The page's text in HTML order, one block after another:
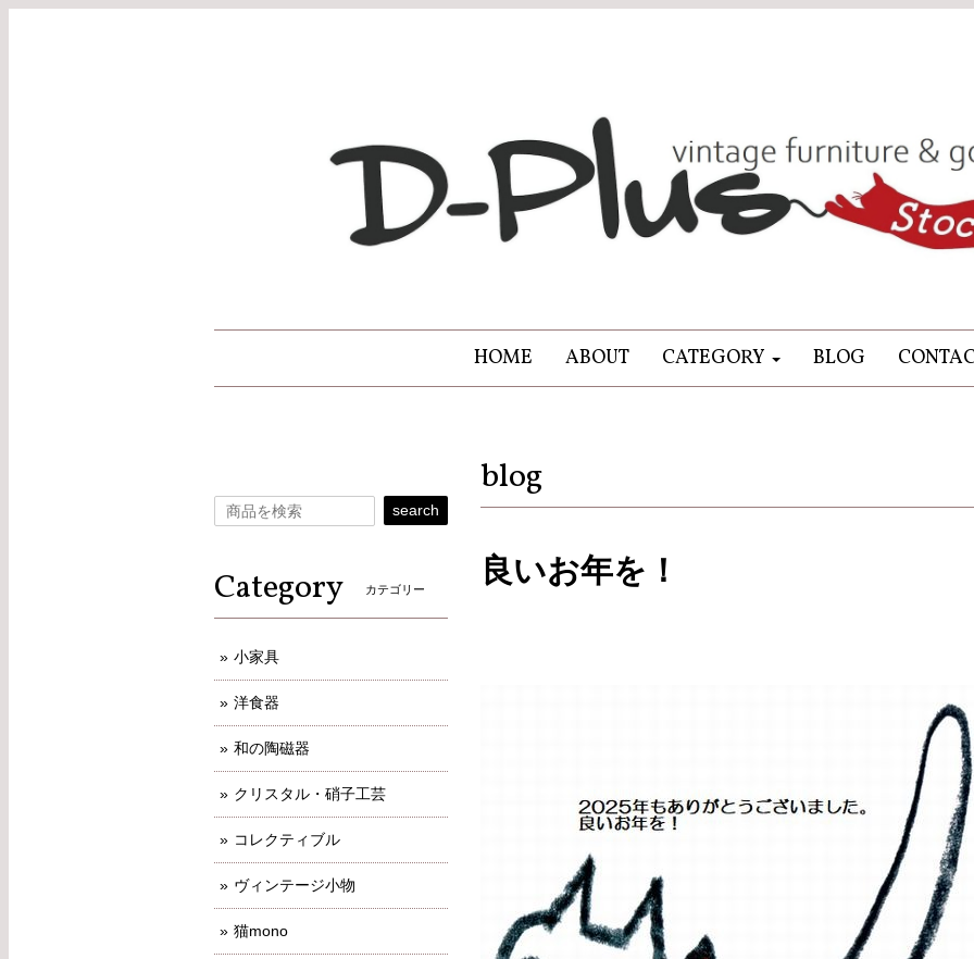
HOME ABOUT CATEGORY BLOG
blog
良いお年を！
search
Category カテゴリー
小家具
洋食器
和の陶磁器
クリスタル・硝子工芸
コレクティブル
ヴィンテージ小物
猫mono